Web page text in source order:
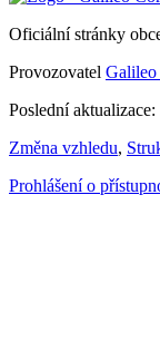
Oficiální stránky
Provozovatel Galileo
Poslední
Změna vzhledu,
Prohlášení o